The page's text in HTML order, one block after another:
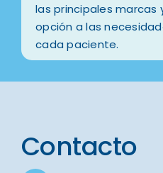
las principales
opción a las
cada paciente.
Contacto